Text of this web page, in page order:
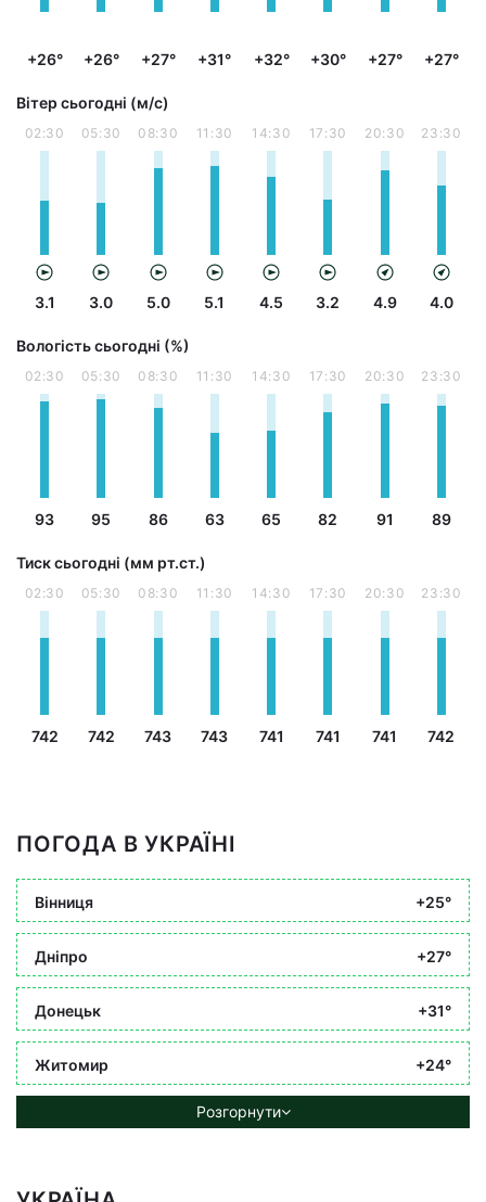
+26° +26° +27° +31° +32° +30° +27° +27°
Вітер сьогодні (м/с)
02:30
3.1
05:30
3.0
08:30
5.0
11:30
5.1
14:30
4.5
17:30
3.2
20:30
4.9
23:30
4.0
Вологість сьогодні (%)
02:30
93
05:30
95
08:30
86
11:30
63
14:30
65
17:30
82
20:30
91
23:30
89
Тиск сьогодні (мм рт.ст.)
02:30
742
05:30
742
08:30
743
11:30
743
14:30
741
17:30
741
20:30
741
23:30
742
ПОГОДА В УКРАЇНІ
Вінниця +25°
Дніпро +27°
Донецьк +31°
Житомир +24°
Розгорнути